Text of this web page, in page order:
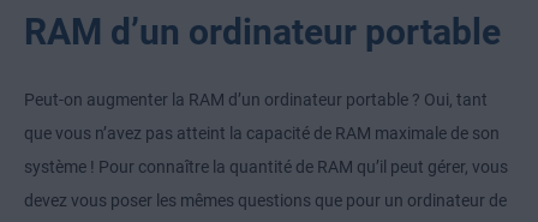
RAM d’un ordinateur portable
Peut-on augmenter la RAM d’un ordinateur portable ? Oui, tant
que vous n’avez pas atteint la capacité de RAM maximale de son
système ! Pour connaître la quantité de RAM qu’il peut gérer, vous
devez vous poser les mêmes questions que pour un ordinateur de